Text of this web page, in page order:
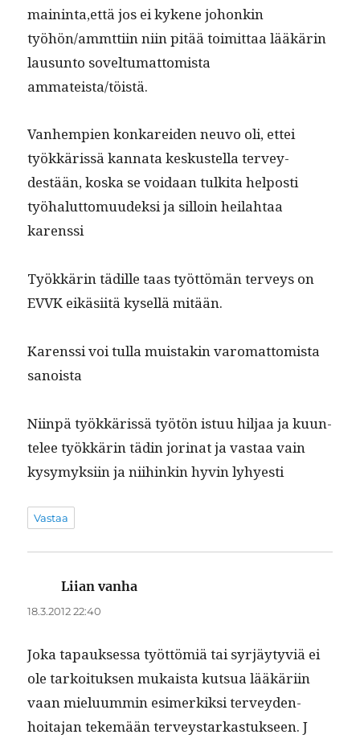
maininta,että jos ei kykene johonkin
työhön/ammttiin niin pitää toimit­taa lääkärin
lausun­to sovel­tumat­tomista
ammateista/töistä.
Van­hempi­en konkarei­den neu­vo oli, ettei
työkkäris­sä kan­na­ta keskustel­la ter­vey­
destään, kos­ka se voidaan tulki­ta hel­posti
työha­lut­to­muudek­si ja sil­loin heilah­taa
karenssi
Työkkärin tädille taas työt­tömän ter­veys on
EVVK eikäsi­itä kysel­lä mitään.
Karenssi voi tul­la muis­takin varo­mat­tomista
sanoista
Niin­pä työkkäris­sä työtön istuu hil­jaa ja kuun­
telee työkkärin tädin jori­nat ja vas­taa vain
kysymyk­si­in ja niihinkin hyvin lyhyesti
Vastaa
Liian vanha
18.3.2012 22:40
Joka tapauk­ses­sa työt­tömiä tai syr­jäy­tyviä ei
ole tarkoituk­sen mukaista kut­sua lääkäri­in
vaan mielu­um­min esimerkik­si ter­vey­den­
hoita­jan tekemään ter­veystarkas­tuk­seen. J